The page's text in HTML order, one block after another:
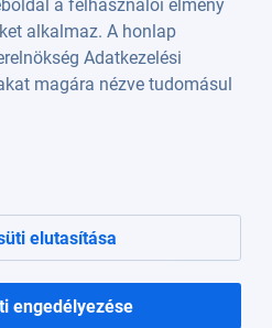
a felhasználói élmény
alkalmaz. A honlap
Adatkezelési
magára nézve tudomásul
elutasítása
engedélyezése
Kft. üzemelteti a